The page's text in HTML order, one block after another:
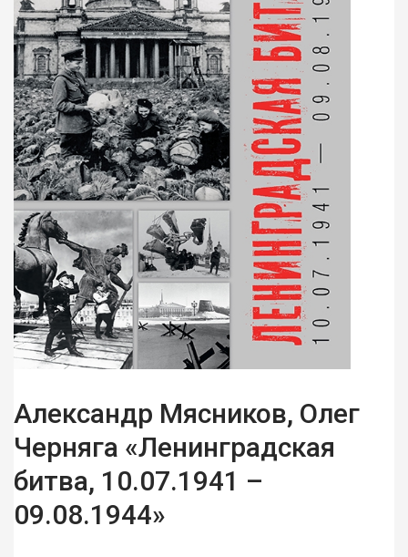
Александр Мясников, Олег
Черняга «Ленинградская
битва, 10.07.1941 –
09.08.1944»